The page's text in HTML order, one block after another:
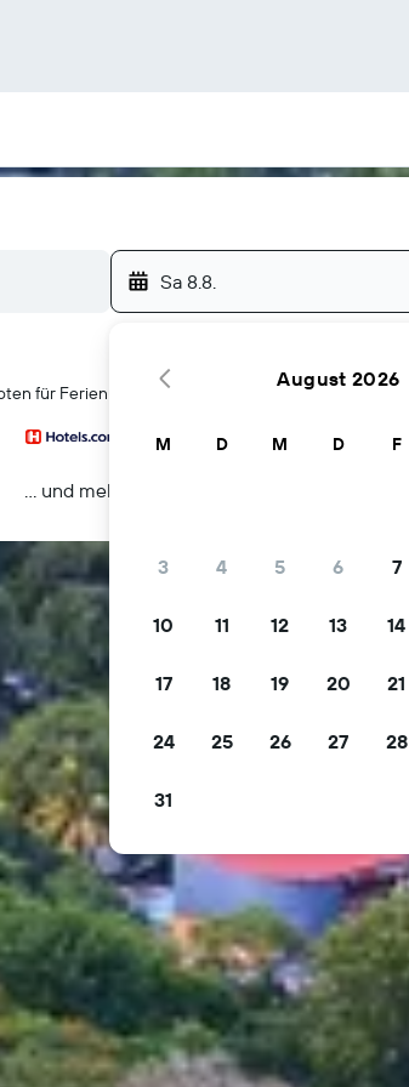
Sa 8.8.
für Ferienunterkünfte in Managua
… und mehr
August 2026
M D M D F
3 4 5 6 7
10 11 12 13 14
17 18 19 20 21
24 25 26 27 28
31